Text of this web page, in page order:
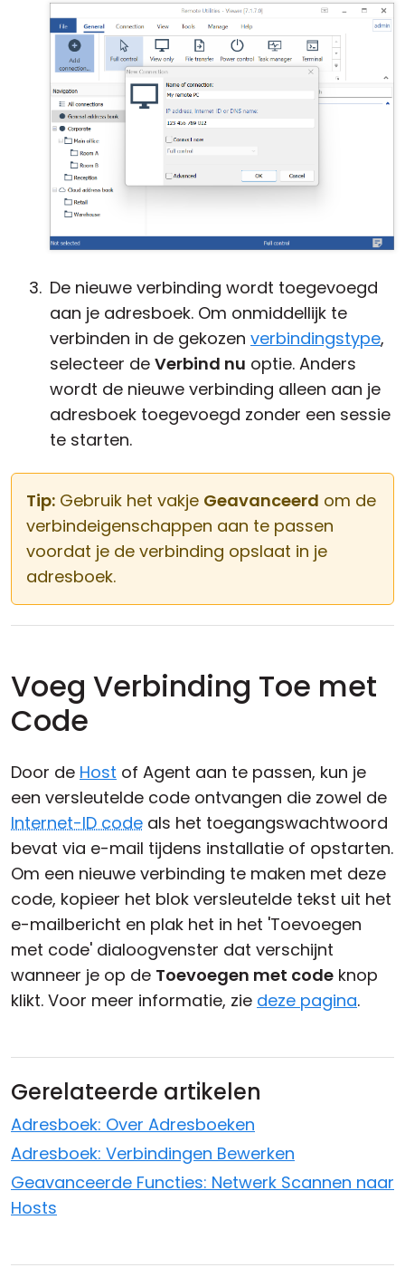
De nieuwe verbinding wordt toegevoegd
aan je adresboek. Om onmiddellijk te
verbinden in de gekozen verbindingstype,
selecteer de Verbind nu optie. Anders
wordt de nieuwe verbinding alleen aan je
adresboek toegevoegd zonder een sessie
te starten.
Tip: Gebruik het vakje Geavanceerd om de
verbindeigenschappen aan te passen
voordat je de verbinding opslaat in je
adresboek.
Voeg Verbinding Toe met
Code
Door de Host of Agent aan te passen, kun je
een versleutelde code ontvangen die zowel de
Internet-ID code als het toegangswachtwoord
bevat via e-mail tijdens installatie of opstarten.
Om een nieuwe verbinding te maken met deze
code, kopieer het blok versleutelde tekst uit het
e-mailbericht en plak het in het 'Toevoegen
met code' dialoogvenster dat verschijnt
wanneer je op de Toevoegen met code knop
klikt. Voor meer informatie, zie deze pagina.
Gerelateerde artikelen
Adresboek: Over Adresboeken
Adresboek: Verbindingen Bewerken
Geavanceerde Functies: Netwerk Scannen naar
Hosts